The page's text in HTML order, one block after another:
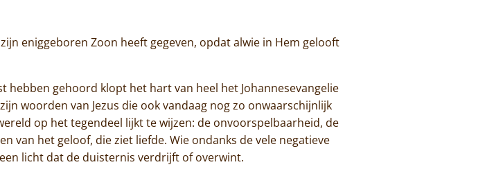
De kloosterwinkel
eniggeboren Zoon heeft gegeven, opdat alwie in Hem gelooft
gehoord klopt het hart van heel het Johannesevangelie
woorden van Jezus die ook vandaag nog zo onwaarschijnlijk
op het tegendeel lijkt te wijzen: de onvoorspelbaarheid, de
van het geloof, die ziet liefde. Wie ondanks de vele negatieve
licht dat de duisternis verdrijft of overwint.